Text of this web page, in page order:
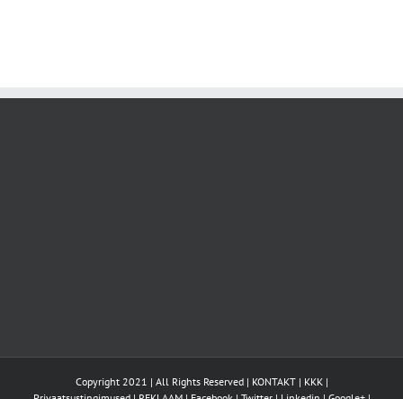
Copyright 2021 | All Rights Reserved | KONTAKT| KKK|